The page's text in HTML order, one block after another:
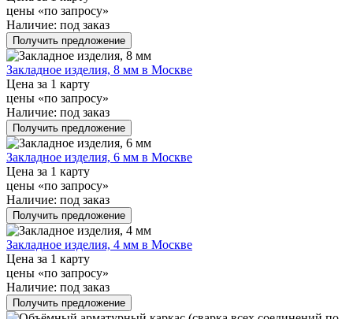
цены «по запросу»
Наличие: под заказ
Получить предложение
Закладное изделия, 8 мм в Москве
Цена за 1 карту
цены «по запросу»
Наличие: под заказ
Получить предложение
Закладное изделия, 6 мм в Москве
Цена за 1 карту
цены «по запросу»
Наличие: под заказ
Получить предложение
Закладное изделия, 4 мм в Москве
Цена за 1 карту
цены «по запросу»
Наличие: под заказ
Получить предложение